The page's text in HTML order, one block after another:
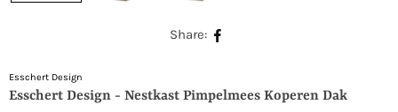
Share:
Esschert Design
Esschert Design - Nestkast Pimpelmees Koperen Dak